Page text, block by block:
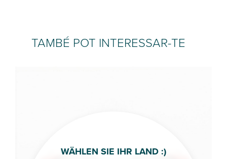
TAMBÉ POT INTERESSAR-TE
WÄHLEN SIE IHR LAND :)